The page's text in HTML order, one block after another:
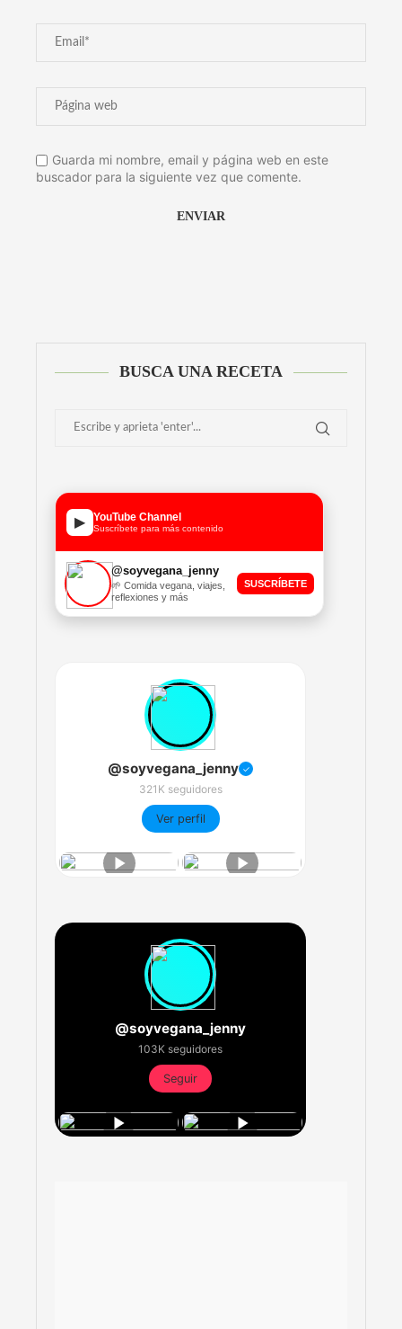
Guarda mi nombre, email y página web en este
buscador para la siguiente vez que comente.
BUSCA UNA RECETA
▶ YouTube Channel
Suscríbete para más contenido
@soyvegana_jenny
🌱 Comida vegana, viajes,
reflexiones y más
SUSCRÍBETE
@soyvegana_jenny ✓
321K seguidores
Ver perfil
@soyvegana_jenny
103K seguidores
Seguir